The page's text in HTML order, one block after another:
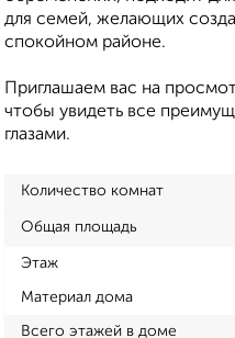
для семей, желающих
спокойном районе.
Приглашаем вас на
чтобы увидеть все
глазами.
Количество комнат
Общая площадь
Этаж
Материал дома
Всего этажей в доме